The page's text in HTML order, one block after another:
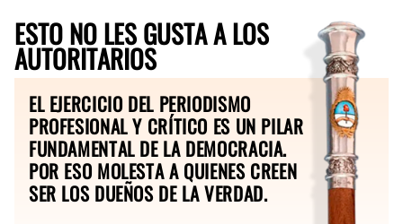
ESTO NO LES GUSTA A LOS
AUTORITARIOS
EL EJERCICIO DEL PERIODISMO
PROFESIONAL Y CRÍTICO ES UN PILAR
FUNDAMENTAL DE LA DEMOCRACIA.
POR ESO MOLESTA A QUIENES CREEN
SER LOS DUEÑOS DE LA VERDAD.